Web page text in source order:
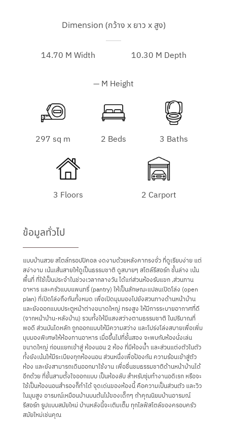
Dimension (กว้าง x ยาว x สูง)
14.70 M Width 10.30 M Depth
— M Height
297 sq m 2 Beds 3 Baths
3 Floors 2 Carport
ข้อมูลทั่วไป
แบบบ้านสวย สไตล์ทรอปปิคอล งดงามด้วยหลังคาทรงจั่ว ที่ดูเรียบง่าย แต่
สง่างาม เน้นเส้นสายให้ดูเป็นธรรมชาติ ดูสบายๆ สไตล์รีสอร์ท ชั้นล่าง เน้น
พื้นที่ ที่ใช้เป็นประจำในช่วงเวลากลางวัน ได้แก่ส่วนห้องรับแขก ,ส่วนทาน
อาหาร และครัวแบบแพนทรี่ (pantry) ให้เป็นลักษณะแปลนเปิดโล่ง (open
plan) ที่เปิดโล่งถึงกันทั้งหมด เพื่อเปิดมุมมองไปยังสวนทางด้านหน้าบ้าน
และยังออกแบบประตูหน้าต่างขนาดใหญ่ ทรงสูง ให้มีการระบายอากาศที่ดี
(จากหน้าบ้าน-หลังบ้าน) รวมทั้งให้มีแสงสว่างตามธรรมชาติ ในปริมาณที่
พอดี ส่วนบันไดหลัก ถูกออกแบบให้มีความสว่าง และโปร่งโล่งสบายเพื่อเพิ่ม
มุมมองพิเศษให้ห้องทานอาหาร เมื่อขึ้นไปที่ชั้นสอง จะพบกับห้องนั่งเล่น
ขนาดใหญ่ ก่อนแยกเข้าสู่ ห้องนอน 2 ห้อง ที่มีห้องน้ำ และส่วนแต่งตัวในตัว
ทั้งยังเน้นให้มีระเบียงทุกห้องนอน ส่วนหนึ่งเพื่อป้องกัน ความร้อนเข้าสู่ตัว
ห้อง และยังสามารถเดินออกมาใช้งาน เพื่อชื่นชมธรรมชาติด้านหน้าบ้านได้
อีกด้วย ที่ชั้นสามตั้งใจออกแบบ เป็นห้องลับ สำหรับซุ่มทำงานอดิเรก หรือจะ
ใช้เป็นห้องนอนสำรองก็ทำได้ จุดเด่นของห้องนี้ คือความเป็นส่วนตัว และวิว
ในมุมสูง อารมณ์เหมือนบ้านบนต้นไม้ของเด็กๆ ถ้าคุณนิยมบ้านอารมณ์
รีสอร์ท รูปแบบสมัยใหม่ บ้านหลังนี้จะเติมเต็ม ทุกไลฟ์สไตล์ของครอบครัว
สมัยใหม่เช่นคุณ